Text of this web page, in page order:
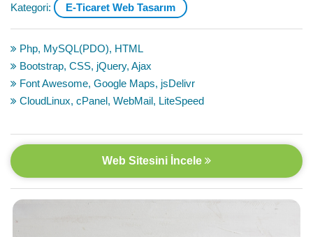
Kategori: E-Ticaret Web Tasarım
Php, MySQL(PDO), HTML
Bootstrap, CSS, jQuery, Ajax
Font Awesome, Google Maps, jsDelivr
CloudLinux, cPanel, WebMail, LiteSpeed
Web Sitesini İncele